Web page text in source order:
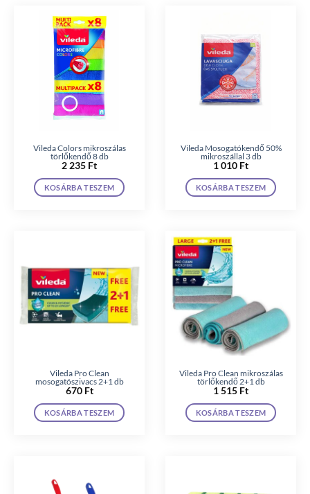
Vileda Colors mikroszálas
törlőkendő 8 db
2 235 Ft
KOSÁRBA TESZEM
Vileda Mosogatókendő 50%
mikroszállal 3 db
1 010 Ft
KOSÁRBA TESZEM
Vileda Pro Clean
mosogatószivacs 2+1 db
670 Ft
KOSÁRBA TESZEM
Vileda Pro Clean mikroszálas
törlőkendő 2+1 db
1 515 Ft
KOSÁRBA TESZEM